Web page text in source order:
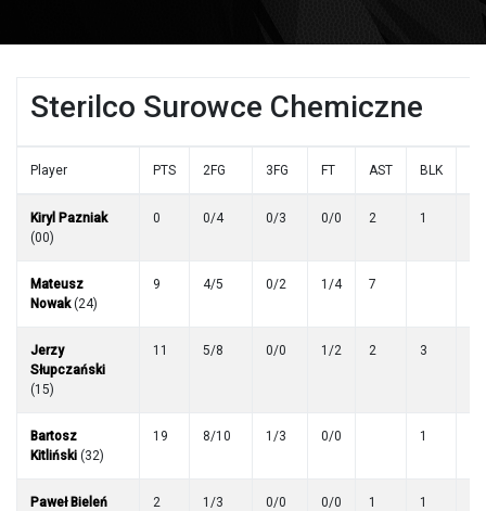
Sterilco Surowce Chemiczne
Player PTS 2FG 3FG FT AST BLK
Kiryl Pazniak
(00)
0 0/4 0/3 0/0 2 1
Mateusz
Nowak(24)
9 4/5 0/2 1/4 7
Jerzy
Słupczański
(15)
11 5/8 0/0 1/2 2 3
Bartosz
Kitliński (32)
19 8/10 1/3 0/0 1
Paweł Bieleń
2 1/3 0/0 0/0 1 1